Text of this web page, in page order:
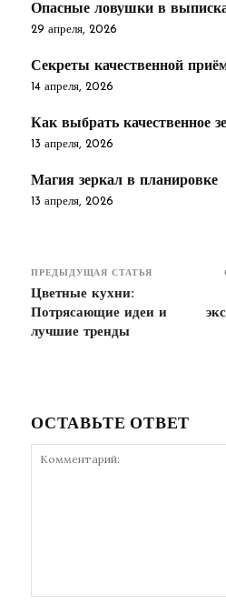
Опасные ловушки в
29 апреля, 2026
Секреты качественной
14 апреля, 2026
Как выбрать качественное
13 апреля, 2026
Магия зеркал в планировке
13 апреля, 2026
ПРЕДЫДУЩАЯ СТАТЬЯ
Цветные кухни:
Потрясающие идеи и
лучшие тренды
ОСТАВЬТЕ ОТВЕТ